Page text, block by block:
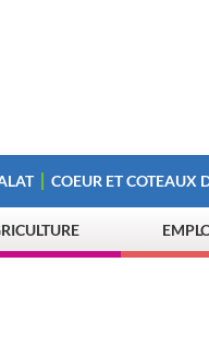
COEUR ET COTEAUX